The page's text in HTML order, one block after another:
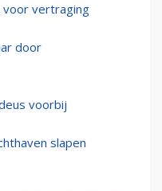
voor vertraging
door
voorbij
slapen